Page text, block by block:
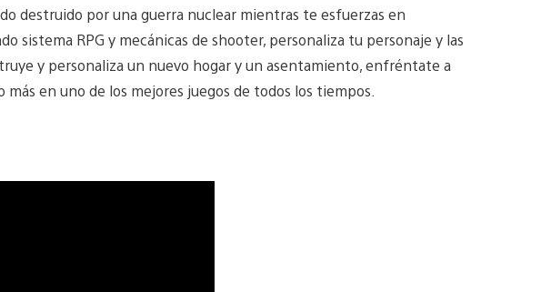
destruido por una guerra nuclear mientras te esfuerzas en
sistema RPG y mecánicas de shooter, personaliza tu personaje y las
y personaliza un nuevo hogar y un asentamiento, enfréntate a
en uno de los mejores juegos de todos los tiempos.